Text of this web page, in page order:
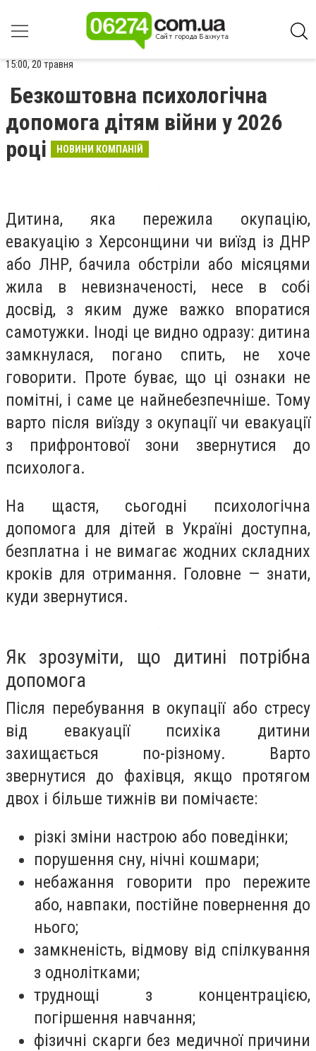
15:00, 20 травня
Безкоштовна психологічна
допомога дітям війни у 2026
році
НОВИНИ КОМПАНІЙ
Дитина, яка пережила окупацію,
евакуацію з Херсонщини чи виїзд із ДНР
або ЛНР, бачила обстріли або місяцями
жила в невизначеності, несе в собі
досвід, з яким дуже важко впоратися
самотужки. Іноді це видно одразу: дитина
замкнулася, погано спить, не хоче
говорити. Проте буває, що ці ознаки не
помітні, і саме це найнебезпечніше. Тому
варто після виїзду з окупації чи евакуації
з прифронтової зони звернутися до
психолога.
На щастя, сьогодні психологічна
допомога для дітей в Україні доступна,
безплатна і не вимагає жодних складних
кроків для отримання. Головне — знати,
куди звернутися.
Як зрозуміти, що дитині потрібна
допомога
Після перебування в окупації або стресу
від евакуації психіка дитини
захищається по-різному. Варто
звернутися до фахівця, якщо протягом
двох і більше тижнів ви помічаєте:
різкі зміни настрою або поведінки;
порушення сну, нічні кошмари;
небажання говорити про пережите
або, навпаки, постійне повернення до
нього;
замкненість, відмову від спілкування
з однолітками;
труднощі з концентрацією,
погіршення навчання;
фізичні скарги без медичної причини